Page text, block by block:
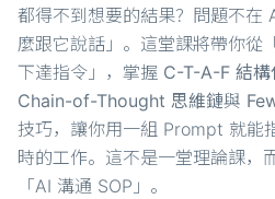
都得不到想要的結果？問題不在
麼跟它說話」。這堂課將帶你從
下達指令」，掌握 C-T-A-F 結構
Chain-of-Thought 思維鏈與
技巧，讓你用一組 Prompt 就能
時的工作。這不是一堂理論課，
「AI 溝通 SOP」。